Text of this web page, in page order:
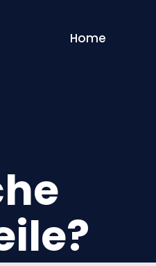
Home